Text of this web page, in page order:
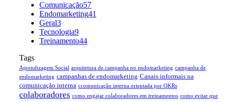
Comunicação57
Endomarketing41
Geral3
Tecnologia9
Treinamento44
Tags
Aprendizagem Social arquitetura de campanha no endomarketing campanha de
endomarketing campanhas de endomarketing Canais informais na
comunicação interna ccomunicação interna orientada por OKRs
colaboradores como engajar colaboradores em treinamentos como evitar que